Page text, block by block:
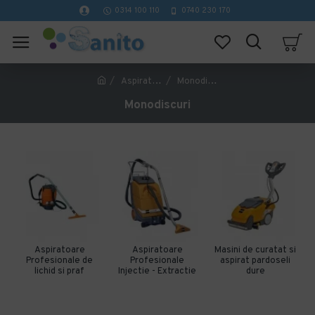
0314 100 110 0740 230 170
Aspiratoare profesionale si masini de curatat pardoseli Monodiscuri
Monodiscuri
Aspiratoare
Profesionale de
lichid si praf
Aspiratoare
Profesionale
Injectie - Extractie
Masini de curatat si
aspirat pardoseli
dure